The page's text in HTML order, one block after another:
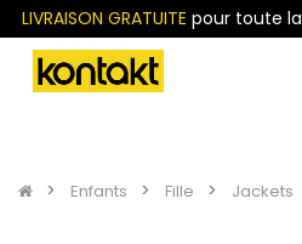
LIVRAISON GRATUITE pour toute la
Enfants Fille Jackets